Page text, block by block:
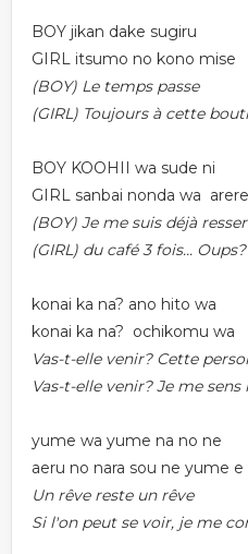
BOY jikan dake sugiru
GIRL itsumo no kono mise
(BOY) Le temps passe
(GIRL) Toujours à cette
BOY KOOHII wa sude ni
GIRL sanbai nonda wa
(BOY) Je me suis déjà
(GIRL) du café 3 fois... Oups?
konai ka na? ano hito wa
konai ka na? ochikomu wa
Vas-t-elle venir? Cette
Vas-t-elle venir? Je me sens
yume wa yume na no ne
aeru no nara sou ne yume e
Un rêve reste un rêve
Si l'on peut se voir, je me